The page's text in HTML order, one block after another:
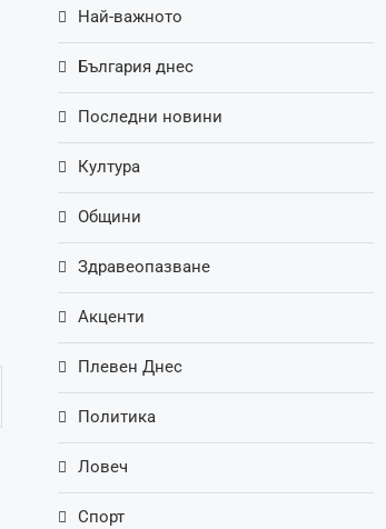
Най-важното
България днес
Последни новини
Култура
Общини
Здравеопазване
Акценти
Плевен Днес
Политика
Ловеч
Спорт